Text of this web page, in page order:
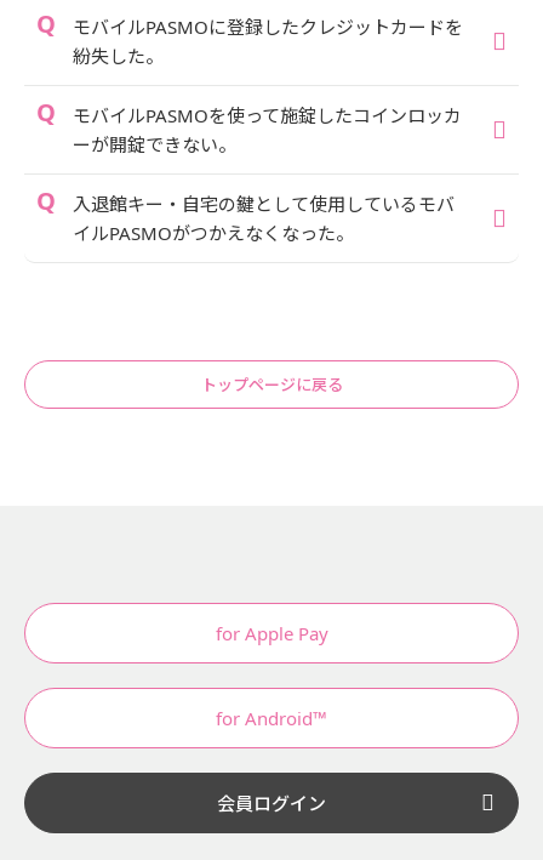
モバイルPASMOに登録したクレジットカードを
紛失した。
モバイルPASMOを使って施錠したコインロッカ
ーが開錠できない。
入退館キー・自宅の鍵として使用しているモバ
イルPASMOがつかえなくなった。
トップページに戻る
for Apple Pay
for Android™
会員ログイン